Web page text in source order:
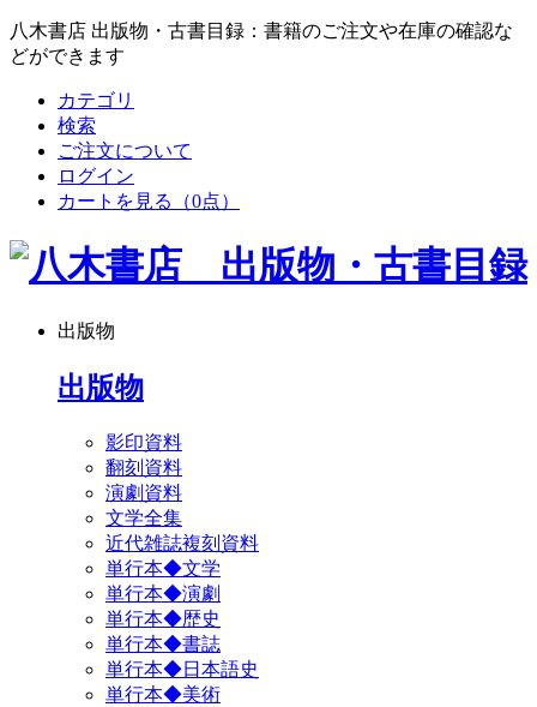
八木書店 出版物・古書目録：書籍のご注文や在庫の確認な
どができます
カテゴリ
検索
ご注文について
ログイン
カートを見る
（0点）
出版物
出版物
影印資料
翻刻資料
演劇資料
文学全集
近代雑誌複刻資料
単行本◆文学
単行本◆演劇
単行本◆歴史
単行本◆書誌
単行本◆日本語史
単行本◆美術